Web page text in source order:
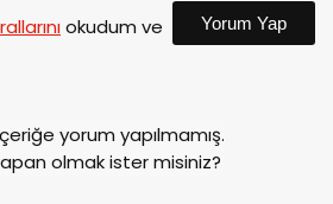
okudum ve
Yorum Yap
yorum yapılmamış.
olmak ister misiniz?